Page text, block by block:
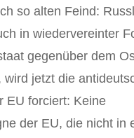
so alten Feind:
in wiedervereinter
gegenüber dem
wird jetzt die
EU forciert: Keine
der EU, die nicht in